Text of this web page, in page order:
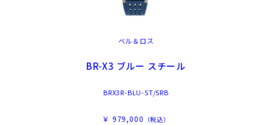
ベル＆ロス
BR-X3 ブルー スチール
BRX3R-BLU-ST/SRB
￥ 979,000 （税込）